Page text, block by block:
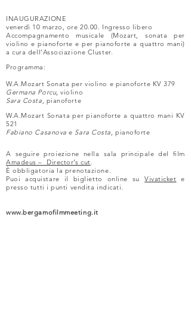
INAUGURAZIONE
venerdì 10 marzo, ore 20.00. Ingresso libero
Accompagnamento musicale (Mozart, sonata per
violino e pianoforte e per pianoforte a quattro mani)
a cura dell’Associazione Cluster.
Programma:
W.A.Mozart Sonata per violino e pianoforte KV 379
Germana Porcu, violino
Sara Costa, pianoforte
W.A.Mozart Sonata per pianoforte a quattro mani KV
521
Fabiano Casanovae Sara Costa, pianoforte
A seguire proiezione nella sala principale del film
Amadeus – Director’s cut.
È obbligatoria la prenotazione.
Puoi acquistare il biglietto online su Vivaticket e
presso tutti i punti vendita indicati.
www.bergamofilmmeeting.it